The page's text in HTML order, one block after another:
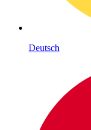
Deutsch